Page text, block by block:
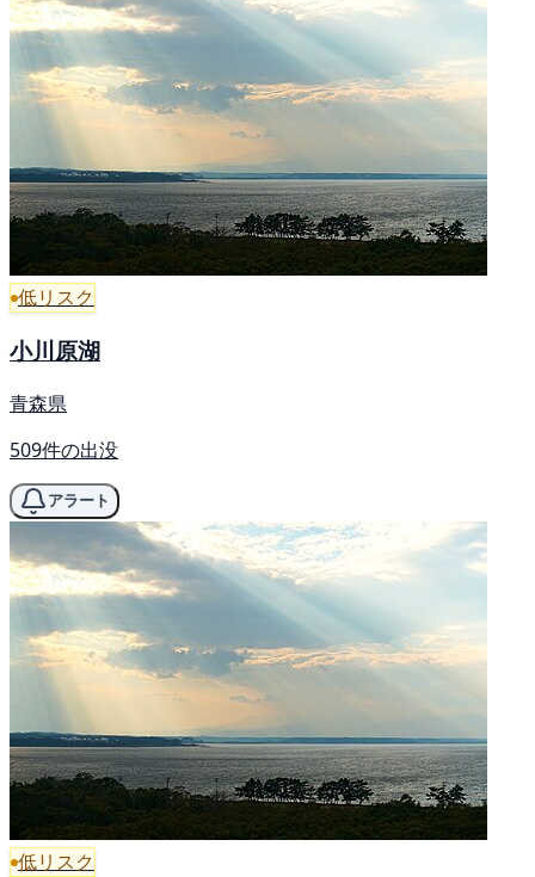
低リスク
小川原湖
青森県
509件の出没
アラート
低リスク